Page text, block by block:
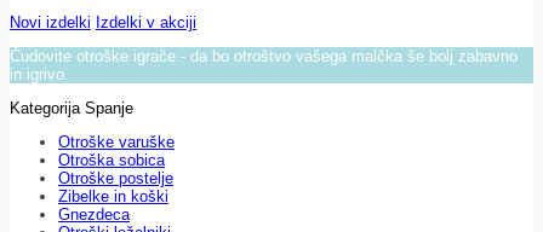
Novi izdelki Izdelki v akciji
Čudovite otroške igrače - da bo otroštvo vašega malčka še bolj zabavno
in igrivo.
Kategorija Spanje
Otroške varuške
Otroška sobica
Otroške postelje
Zibelke in koški
Gnezdeca